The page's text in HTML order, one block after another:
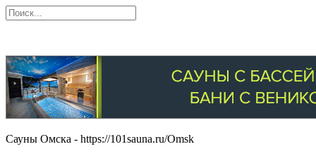
Сауны Омска - https://101sauna.ru/Omsk